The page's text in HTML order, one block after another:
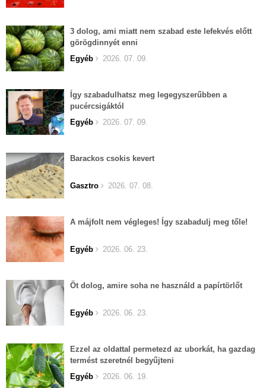
3 dolog, ami miatt nem szabad este lefekvés előtt
görögdinnyét enni
Egyéb
2026. 07. 09.
Így szabadulhatsz meg legegyszerűbben a
pucércsigáktól
Egyéb
2026. 07. 09.
Barackos csokis kevert
Gasztro 2026. 07. 08.
A májfolt nem végleges! Így szabadulj meg tőle!
Egyéb 2026. 06. 23.
Öt dolog, amire soha ne használd a papírtörlőt
Egyéb 2026. 06. 23.
Ezzel az oldattal permetezd az uborkát, ha gazdag
termést szeretnél begyűjteni
Egyéb
2026. 06. 19.